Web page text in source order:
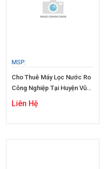
MSP:
Cho Thuê Máy Lọc Nước Ro
Công Nghiệp Tại Huyện Vũng
Liêm
Liên Hệ